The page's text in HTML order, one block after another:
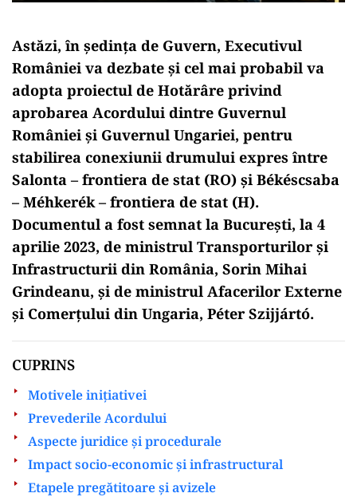
Astăzi, în ședința de Guvern, Executivul
României va dezbate și cel mai probabil va
adopta proiectul de Hotărâre privind
aprobarea Acordului dintre Guvernul
României și Guvernul Ungariei, pentru
stabilirea conexiunii drumului expres între
Salonta – frontiera de stat (RO) și Békéscsaba
– Méhkerék – frontiera de stat (H).
Documentul a fost semnat la București, la 4
aprilie 2023, de ministrul Transporturilor și
Infrastructurii din România, Sorin Mihai
Grindeanu, și de ministrul Afacerilor Externe
și Comerțului din Ungaria, Péter Szijjártó.
CUPRINS
Motivele inițiativei
Prevederile Acordului
Aspecte juridice și procedurale
Impact socio-economic și infrastructural
Etapele pregătitoare și avizele